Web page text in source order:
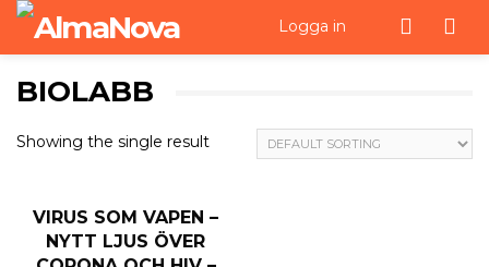
Logga in
BIOLABB
Showing the single result
VIRUS SOM VAPEN –
NYTT LJUS ÖVER